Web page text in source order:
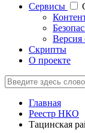
Cервисы
Версия
Скрипты
О проекте
Главная
Реестр НКО
Тацинская